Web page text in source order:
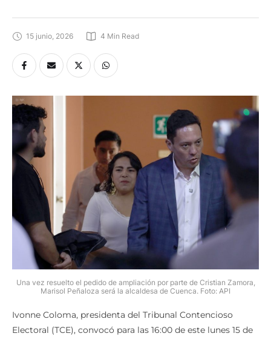
15 junio, 2026 4 Min Read
Una vez resuelto el pedido de ampliación por parte de Cristian Zamora,
Marisol Peñaloza será la alcaldesa de Cuenca. Foto: API
Ivonne Coloma, presidenta del Tribunal Contencioso
Electoral (TCE), convocó para las 16:00 de este lunes 15 de